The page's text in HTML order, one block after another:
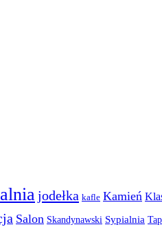
jodełka kafle Kamień
Salon Skandynawski Sypialnia